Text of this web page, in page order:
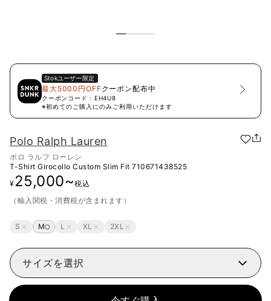
Stokユーザー限定
最大5000円OFFクーポン配布中
クーポンコード： EH4U8
※初めてのご購入にのみご利用いただけます
Polo Ralph Lauren
ポロ ラルフ ローレン
T-Shirt Girocollo Custom Slim Fit 710671438525
¥25,000~税込
（輸入関税・消費税が含まれます）
S M L XL 2XL
サイズを選択